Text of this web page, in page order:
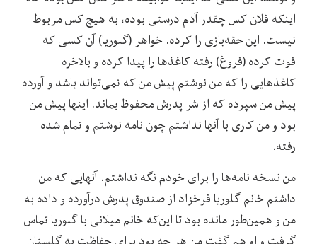
اینکه فلان کس چقدر آدم درستی بوده، به هیچ کس مربوط
نیست. این حقه‌بازی را کرده. خواهر (گلوریا) آن کسی که
فوت کرده (فروغ) رفته کاغذها را پیدا کرده و بالاخره
کاغذهایی را که من نوشتم پیش من که نمی‌تواند باشد و آورده
پیش من سپرده که از شر پدرش محفوظ بماند. اینها پیش من
بود و من کاری با آنها نداشتم چون نامه نوشتم و تمام شده
رفته.
من نسخه نامه‌ها را برای خودم نگه نداشتم. آنهایی که من
داشتم خانم گلوریا فرخزاد از صندوق پدرش درآورده و داده به
من و همین‌طور مانده بود تا این‌که خانم میلانی با گلوریا تماس